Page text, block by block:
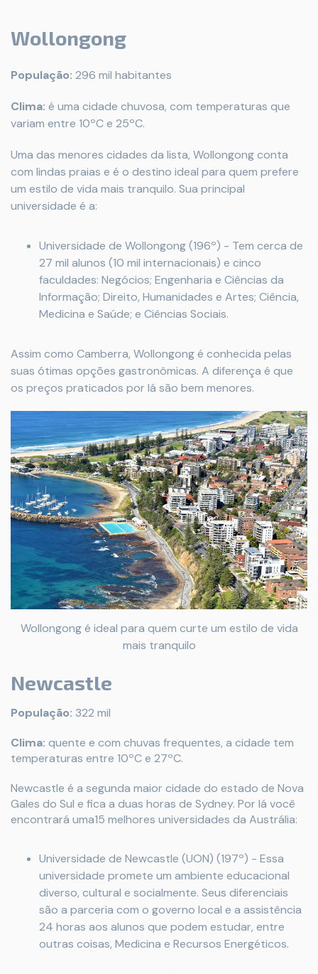
Wollongong
População: 296 mil habitantes
Clima: é uma cidade chuvosa, com temperaturas que
variam entre 10ºC e 25ºC.
Uma das menores cidades da lista, Wollongong conta
com lindas praias e é o destino ideal para quem prefere
um estilo de vida mais tranquilo. Sua principal
universidade é a:
Universidade de Wollongong (196º) - Tem cerca de
27 mil alunos (10 mil internacionais) e cinco
faculdades: Negócios; Engenharia e Ciências da
Informação; Direito, Humanidades e Artes; Ciência,
Medicina e Saúde; e Ciências Sociais.
Assim como Camberra, Wollongong é conhecida pelas
suas ótimas opções gastronômicas. A diferença é que
os preços praticados por lá são bem menores.
Wollongong é ideal para quem curte um estilo de vida
mais tranquilo
Newcastle
População: 322 mil
Clima: quente e com chuvas frequentes, a cidade tem
temperaturas entre 10ºC e 27ºC.
Newcastle é a segunda maior cidade do estado de Nova
Gales do Sul e fica a duas horas de Sydney. Por lá você
encontrará uma15 melhores universidades da Austrália:
Universidade de Newcastle (UON) (197º) - Essa
universidade promete um ambiente educacional
diverso, cultural e socialmente. Seus diferenciais
são a parceria com o governo local e a assistência
24 horas aos alunos que podem estudar, entre
outras coisas, Medicina e Recursos Energéticos.